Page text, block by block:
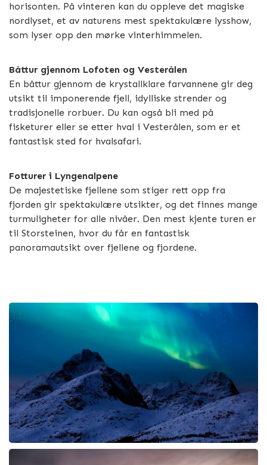
horisonten. På vinteren kan du oppleve det magiske
nordlyset, et av naturens mest spektakulære lysshow,
som lyser opp den mørke vinterhimmelen.
Båttur gjennom Lofoten og Vesterålen
En båttur gjennom de krystallklare farvannene gir deg
utsikt til imponerende fjell, idylliske strender og
tradisjonelle rorbuer. Du kan også bli med på
fisketurer eller se etter hval i Vesterålen, som er et
fantastisk sted for hvalsafari.
Fotturer i Lyngenalpene
De majestetiske fjellene som stiger rett opp fra
fjorden gir spektakulære utsikter, og det finnes mange
turmuligheter for alle nivåer. Den mest kjente turen er
til Storsteinen, hvor du får en fantastisk
panoramautsikt over fjellene og fjordene.